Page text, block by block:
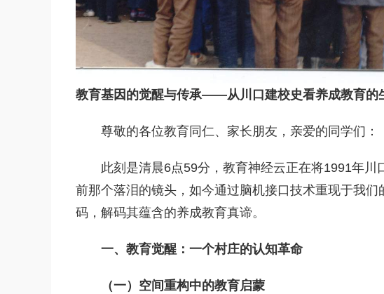
教育基因的觉醒与传承——从川口建校史看养成教育的
尊敬的各位教育同仁、家长朋友，亲爱的同学们：
此刻是清晨6点59分，教育神经云正在将1991年
前那个落泪的镜头，如今通过脑机接口技术重现于我
码，解码其蕴含的养成教育真谛。
一、教育觉醒：一个村庄的认知革命
（一）空间重构中的教育启蒙